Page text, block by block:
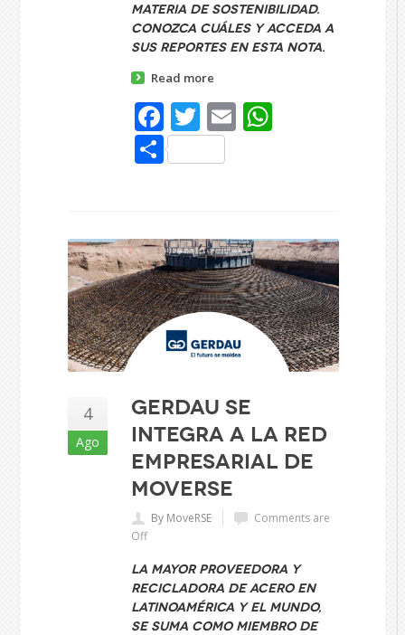
materia de sostenibilidad.
Conozca cuáles y acceda a
sus reportes en esta nota.
Read more
Facebook
Twitter
Email
Share
4
Ago
Gerdau se
integra a la red
empresarial de
Moverse
By MoveRSE
Comments are
Off
La mayor proveedora y
recicladora de acero en
Latinoamérica y el mundo,
se suma como miembro de